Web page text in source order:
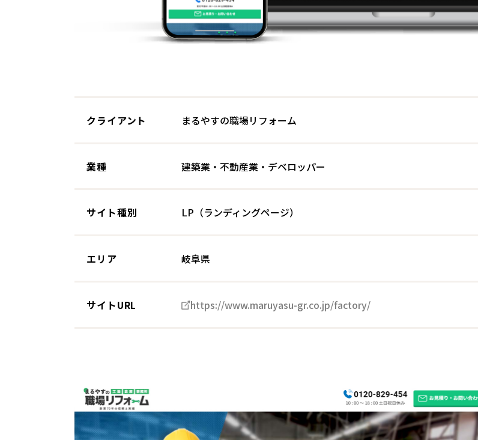
クライアント まるやすの職場リフォーム
業種 建築業・不動産業・デベロッパー
サイト種別 LP（ランディングページ）
エリア 岐阜県
サイトURL https://www.maruyasu-gr.co.jp/factory/